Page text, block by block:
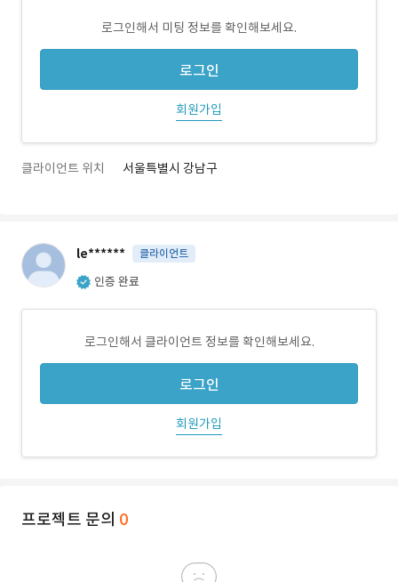
로그인해서 미팅 정보를 확인해보세요.
로그인
회원가입
클라이언트 위치 서울특별시 강남구
le****** 클라이언트
인증 완료
로그인해서 클라이언트 정보를 확인해보세요.
로그인
회원가입
프로젝트 문의 0